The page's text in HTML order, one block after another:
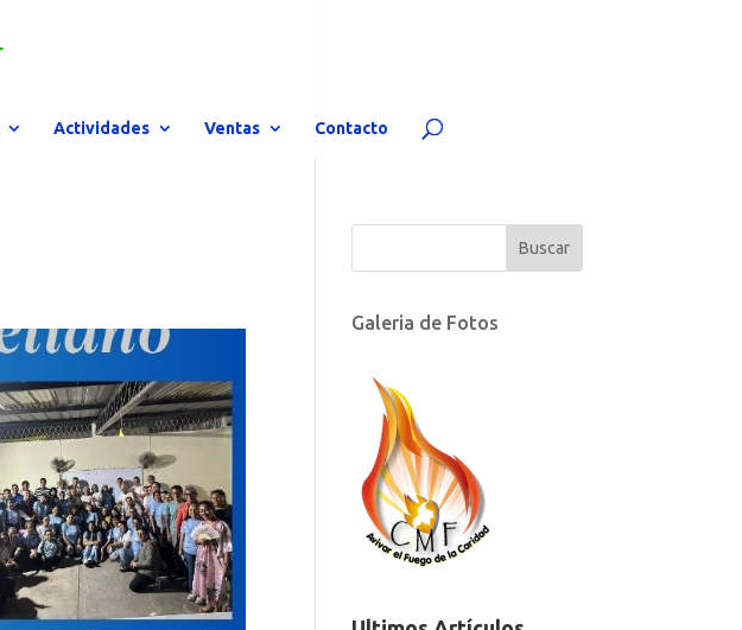
Actividades Ventas Contacto
Galeria de Fotos